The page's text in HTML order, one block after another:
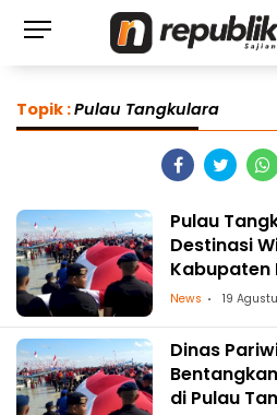
Topik :Pulau Tangkulara
Pulau
Destinasi
Kabupaten
News 19
Dinas
di Pulau